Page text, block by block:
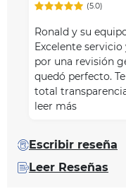
(5.0)
Ronald y su
Excelente
por una revisión
quedó perfecto.
total
leer más
Escribir reseña
Leer Reseñas